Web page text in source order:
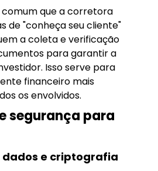
comum que a corretora
de "conheça seu cliente"
a coleta e verificação
para garantir a
Isso serve para
financeiro mais
os envolvidos.
segurança para
dados e criptografia